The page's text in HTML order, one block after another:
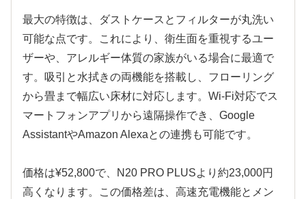
最大の特徴は、ダストケースとフィルターが丸洗い
可能な点です。これにより、衛生面を重視するユー
ザーや、アレルギー体質の家族がいる場合に最適で
す。吸引と水拭きの両機能を搭載し、フローリング
から畳まで幅広い床材に対応します。Wi-Fi対応でス
マートフォンアプリから遠隔操作でき、Google
AssistantやAmazon Alexaとの連携も可能です。
価格は¥52,800で、N20 PRO PLUSより約23,000円
高くなります。この価格差は、高速充電機能とメン